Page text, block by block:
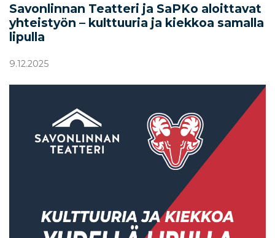
Savonlinnan Teatteri ja SaPKo aloittavat
yhteistyön – kulttuuria ja kiekkoa samalla
lipulla
9.12.2025